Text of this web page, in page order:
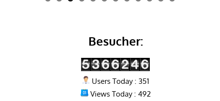
0 1 2
Besucher:
Users Today : 351
Views Today : 492